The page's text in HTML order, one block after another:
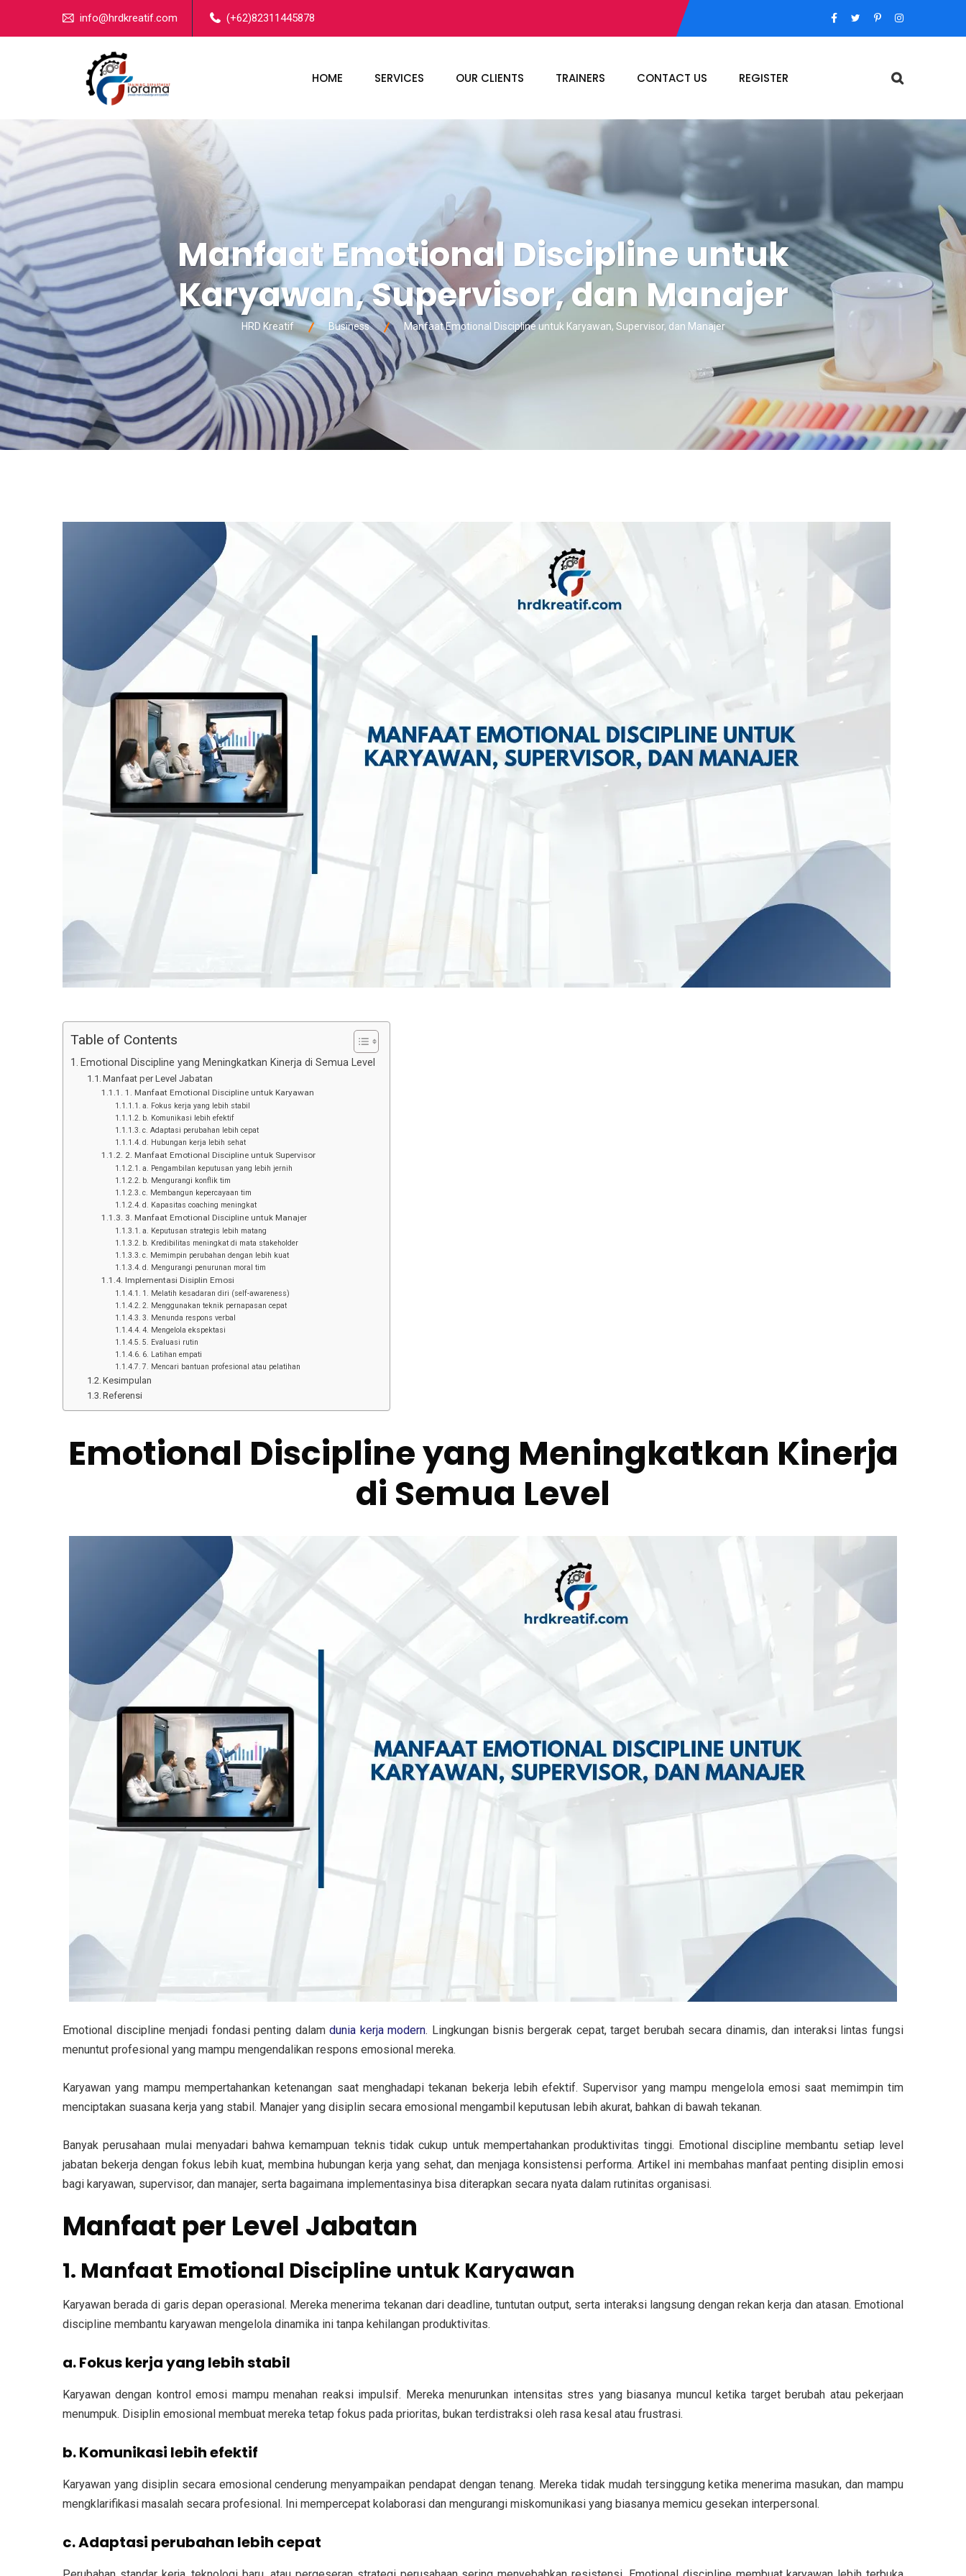
info@hrdkreatif.com (+62)82311445878
HOME SERVICES OUR CLIENTS TRAINERS CONTACT US REGISTER
Manfaat Emotional Discipline untuk
Karyawan, Supervisor, dan Manajer
HRD Kreatif Business Manfaat Emotional Discipline untuk Karyawan, Supervisor, dan Manajer
Table of Contents
Emotional Discipline yang Meningkatkan Kinerja di Semua Level
Manfaat per Level Jabatan
1. Manfaat Emotional Discipline untuk Karyawan
a. Fokus kerja yang lebih stabil
b. Komunikasi lebih efektif
c. Adaptasi perubahan lebih cepat
d. Hubungan kerja lebih sehat
2. Manfaat Emotional Discipline untuk Supervisor
a. Pengambilan keputusan yang lebih jernih
b. Mengurangi konflik tim
c. Membangun kepercayaan tim
d. Kapasitas coaching meningkat
3. Manfaat Emotional Discipline untuk Manajer
a. Keputusan strategis lebih matang
b. Kredibilitas meningkat di mata stakeholder
c. Memimpin perubahan dengan lebih kuat
d. Mengurangi penurunan moral tim
Implementasi Disiplin Emosi
1. Melatih kesadaran diri (self-awareness)
2. Menggunakan teknik pernapasan cepat
3. Menunda respons verbal
4. Mengelola ekspektasi
5. Evaluasi rutin
6. Latihan empati
7. Mencari bantuan profesional atau pelatihan
Kesimpulan
Referensi
Emotional Discipline yang Meningkatkan Kinerja
di Semua Level
Emotional discipline menjadi fondasi penting dalamdunia kerja modern. Lingkungan bisnis bergerak cepat, target berubah secara dinamis, dan interaksi lintas fungsi
menuntut profesional yang mampu mengendalikan respons emosional mereka.
Karyawan yang mampu mempertahankan ketenangan saat menghadapi tekanan bekerja lebih efektif. Supervisor yang mampu mengelola emosi saat memimpin tim
menciptakan suasana kerja yang stabil. Manajer yang disiplin secara emosional mengambil keputusan lebih akurat, bahkan di bawah tekanan.
Banyak perusahaan mulai menyadari bahwa kemampuan teknis tidak cukup untuk mempertahankan produktivitas tinggi. Emotional discipline membantu setiap level
jabatan bekerja dengan fokus lebih kuat, membina hubungan kerja yang sehat, dan menjaga konsistensi performa. Artikel ini membahas manfaat penting disiplin emosi
bagi karyawan, supervisor, dan manajer, serta bagaimana implementasinya bisa diterapkan secara nyata dalam rutinitas organisasi.
Manfaat per Level Jabatan
1. Manfaat Emotional Discipline untuk Karyawan
Karyawan berada di garis depan operasional. Mereka menerima tekanan dari deadline, tuntutan output, serta interaksi langsung dengan rekan kerja dan atasan. Emotional
discipline membantu karyawan mengelola dinamika ini tanpa kehilangan produktivitas.
a. Fokus kerja yang lebih stabil
Karyawan dengan kontrol emosi mampu menahan reaksi impulsif. Mereka menurunkan intensitas stres yang biasanya muncul ketika target berubah atau pekerjaan
menumpuk. Disiplin emosional membuat mereka tetap fokus pada prioritas, bukan terdistraksi oleh rasa kesal atau frustrasi.
b. Komunikasi lebih efektif
Karyawan yang disiplin secara emosional cenderung menyampaikan pendapat dengan tenang. Mereka tidak mudah tersinggung ketika menerima masukan, dan mampu
mengklarifikasi masalah secara profesional. Ini mempercepat kolaborasi dan mengurangi miskomunikasi yang biasanya memicu gesekan interpersonal.
c. Adaptasi perubahan lebih cepat